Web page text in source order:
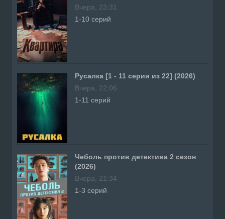
Вчера, 23:31
1-10 серий
Русалка [1 - 11 серии из 22] (2026)
Вчера, 22:06
1-11 серий
Чеболь против детектива 2 сезон
(2026)
Вчера, 21:34
1-3 серий